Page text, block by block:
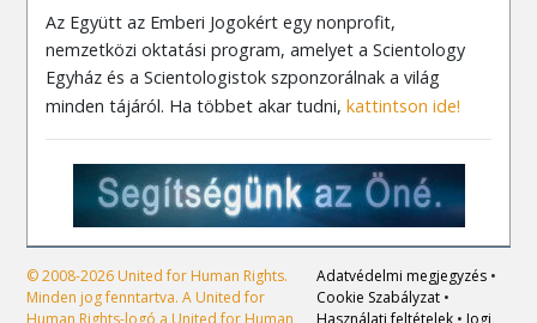
Az Együtt az Emberi Jogokért egy nonprofit,
nemzetközi oktatási program, amelyet a Scientology
Egyház és a Scientologistok szponzorálnak a világ
minden tájáról. Ha többet akar tudni,kattintson ide!
© 2008-2026 United for Human Rights.
Minden jog fenntartva. A United for
Adatvédelmi megjegyzés •
Cookie Szabályzat •